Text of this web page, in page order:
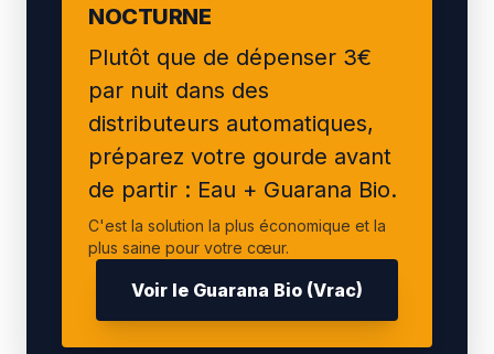
NOCTURNE
Plutôt que de dépenser 3€
par nuit dans des
distributeurs automatiques,
préparez votre gourde avant
de partir : Eau + Guarana Bio.
C'est la solution la plus économique et la
plus saine pour votre cœur.
Voir le Guarana Bio (Vrac)